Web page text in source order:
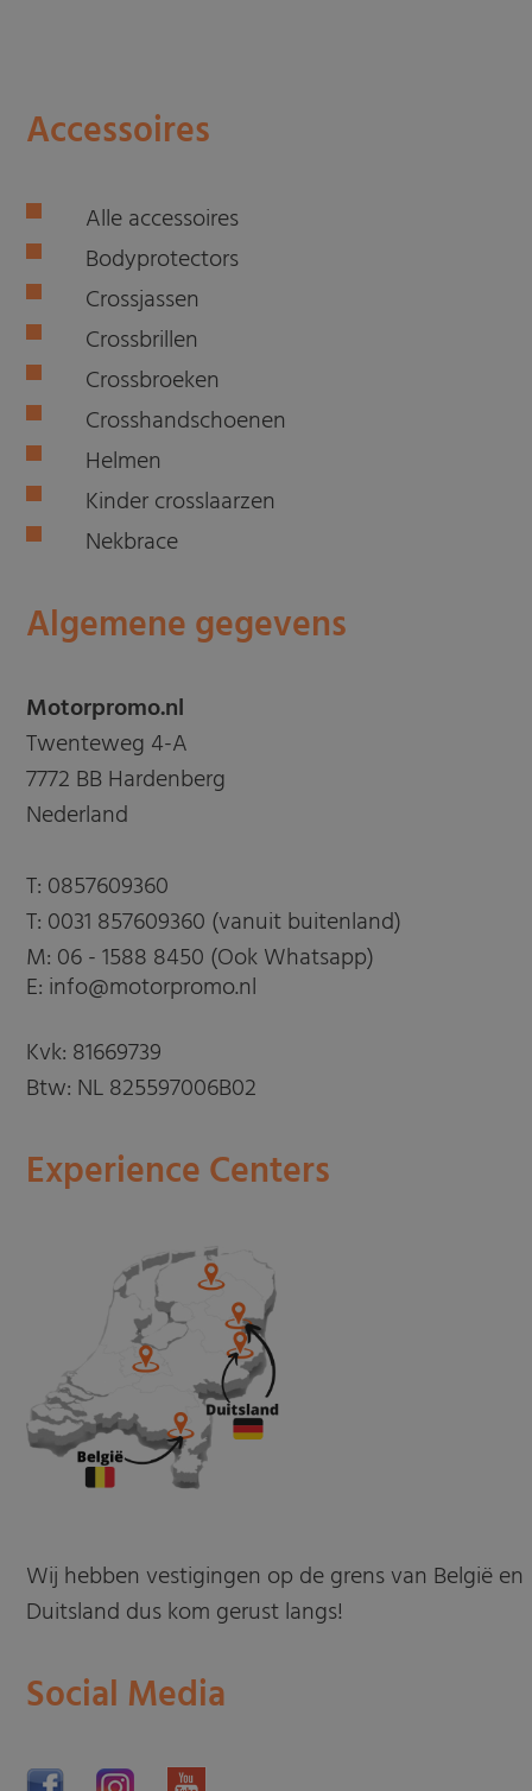
Accessoires
Alle accessoires
Bodyprotectors
Crossjassen
Crossbrillen
Crossbroeken
Crosshandschoenen
Helmen
Kinder crosslaarzen
Nekbrace
Algemene gegevens
Motorpromo.nl
Twenteweg 4-A
7772 BB Hardenberg
Nederland
T: 0857609360
T: 0031 857609360 (vanuit buitenland)
M: 06 - 1588 8450 (Ook Whatsapp)
E: info@motorpromo.nl
Kvk: 81669739
Btw: NL 825597006B02
Experience Centers
Wij hebben vestigingen op de grens van België en
Duitsland dus kom gerust langs!
Social Media